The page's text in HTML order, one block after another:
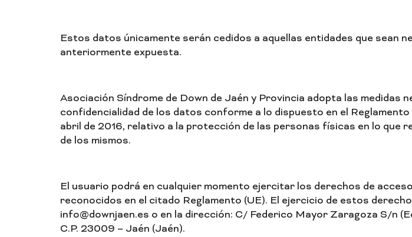
Estos datos únicamente serán cedidos a aquellas entidades que sean
anteriormente expuesta.
Asociación Síndrome de Down de Jaén y Provincia adopta las medidas
confidencialidad de los datos conforme a lo dispuesto en el
abril de 2016, relativo a la protección de las personas físicas en lo
de los mismos.
El usuario podrá en cualquier momento ejercitar los derechos de
reconocidos en el citado Reglamento (UE). El ejercicio de estos
info@downjaen.es o en la dirección: C/ Federico Mayor Zaragoza S/n
C.P. 23009 – Jaén (Jaén).